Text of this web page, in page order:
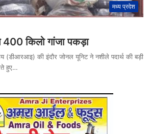
मध्य प्रदेश
किलो गांजा पकड़ा
(डीआरआइ) की इंदौर जोनल यूनिट ने नशीले पदार्थ की बड़ी
हुए…